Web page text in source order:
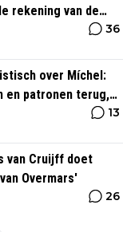
rekening van de
36
over Míchel:
en patronen terug,
13
van Cruijff doet
Overmars'
26